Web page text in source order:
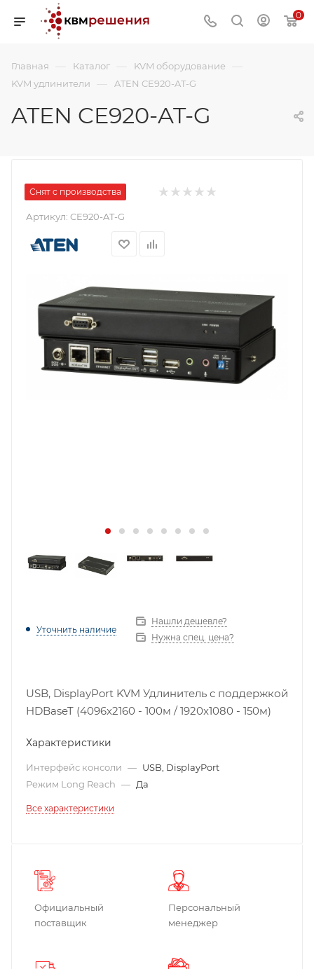
0
Главная — Каталог — KVM оборудование —
KVM удлинители — ATEN CE920-AT-G
ATEN CE920-AT-G
Снят с производства
Артикул: CE920-AT-G
Уточнить наличие
Нашли дешевле?
Нужна спец. цена?
USB, DisplayPort KVM Удлинитель с поддержкой
HDBaseT (4096x2160 - 100м / 1920x1080 - 150м)
Характеристики
Интерфейс консоли — USB, DisplayPort
Режим Long Reach — Да
Все характеристики
Официальный
поставщик
Персональный
менеджер